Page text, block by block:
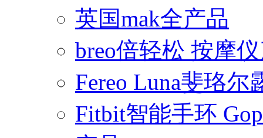
英国mak全产品
breo倍轻松 按摩
Fereo Luna斐珞
Fitbit智能手环